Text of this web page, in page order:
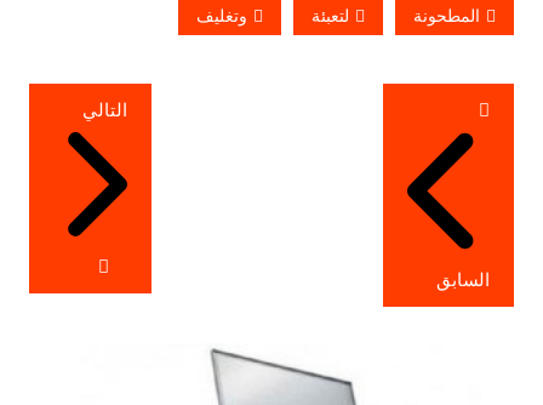
المطحونة لتعبئة وتغليف
تصفّح
المقالات
السابق
التالي